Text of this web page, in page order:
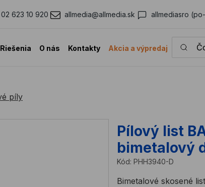
02 623 10 920 allmedia@allmedia.sk allmediasro
Riešenia O nás Kontakty Akcia a výpredaj
Čo
píly
Pílový list
bimetalový
Kód: PHH3940-D
Bimetalové skosené